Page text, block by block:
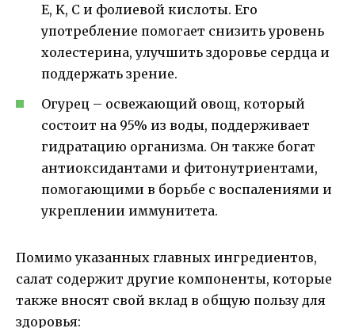
E, K, C и фолиевой кислоты. Его
употребление помогает снизить уровень
холестерина, улучшить здоровье сердца и
поддержать зрение.
Огурец – освежающий овощ, который
состоит на 95% из воды, поддерживает
гидратацию организма. Он также богат
антиоксидантами и фитонутриентами,
помогающими в борьбе с воспалениями и
укреплении иммунитета.
Помимо указанных главных ингредиентов,
салат содержит другие компоненты, которые
также вносят свой вклад в общую пользу для
здоровья: